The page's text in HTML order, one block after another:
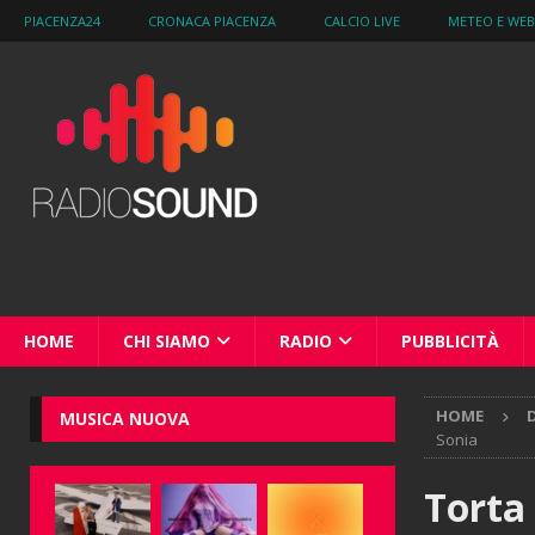
PIACENZA24 CRONACA PIACENZA CALCIO LIVE METEO E
HOME CHI SIAMO RADIO PUBBLICITÀ
HOME
Sonia
Torta
MUSICA NUOVA